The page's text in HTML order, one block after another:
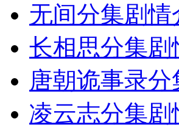
无间分集剧
长相思分集剧
唐朝诡事录
凌云志分集